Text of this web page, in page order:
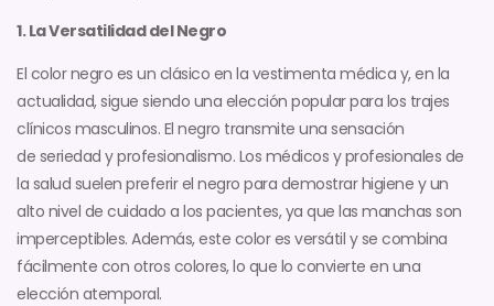
1. La Versatilidad del Negro
El color negro es un clásico en la vestimenta médica y, en la
actualidad, sigue siendo una elección popular para los trajes
clínicos masculinos. El negro transmite una sensación
de seriedad y profesionalismo. Los médicos y profesionales de
la salud suelen preferir el negro para demostrar higiene y un
alto nivel de cuidado a los pacientes, ya que las manchas son
imperceptibles. Además, este color es versátil y se combina
fácilmente con otros colores, lo que lo convierte en una
elección atemporal.